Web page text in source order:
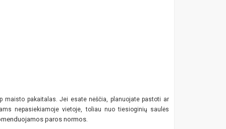
maisto pakaitalas. Jei esate nėščia, planuojate pastoti ar
nepasiekiamoje vietoje, toliau nuo tiesioginių saulės
paros normos.